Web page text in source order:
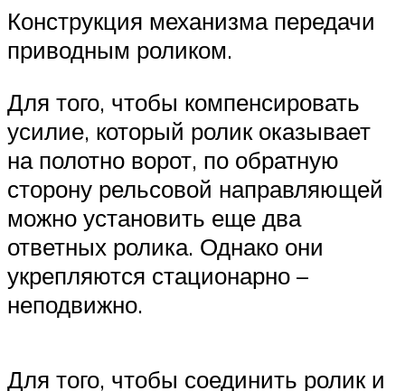
Конструкция механизма передачи
приводным роликом.
Для того, чтобы компенсировать
усилие, который ролик оказывает
на полотно ворот, по обратную
сторону рельсовой направляющей
можно установить еще два
ответных ролика. Однако они
укрепляются стационарно –
неподвижно.
Для того, чтобы соединить ролик и